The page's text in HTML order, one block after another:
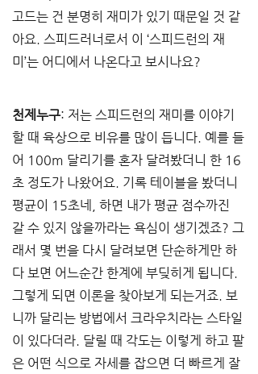
고드는 건 분명히 재미가 있기 때문일 것 같
아요. 스피드러너로서 이 ‘스피드런의 재
미’는 어디에서 나온다고 보시나요?
천제누구: 저는 스피드런의 재미를 이야기
할 때 육상으로 비유를 많이 듭니다. 예를 들
어 100m 달리기를 혼자 달려봤더니 한 16
초 정도가 나왔어요. 기록 테이블을 봤더니
평균이 15초네, 하면 내가 평균 점수까진
갈 수 있지 않을까라는 욕심이 생기겠죠? 그
래서 몇 번을 다시 달려보면 단순하게만 하
다 보면 어느순간 한계에 부딪히게 됩니다.
그렇게 되면 이론을 찾아보게 되는거죠. 보
니까 달리는 방법에서 크라우치라는 스타일
이 있다더라. 달릴 때 각도는 이렇게 하고 팔
은 어떤 식으로 자세를 잡으면 더 빠르게 잘